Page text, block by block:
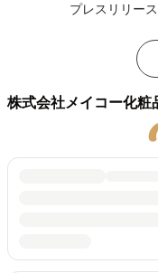
プレスリリー
株式会社メイコー化粧